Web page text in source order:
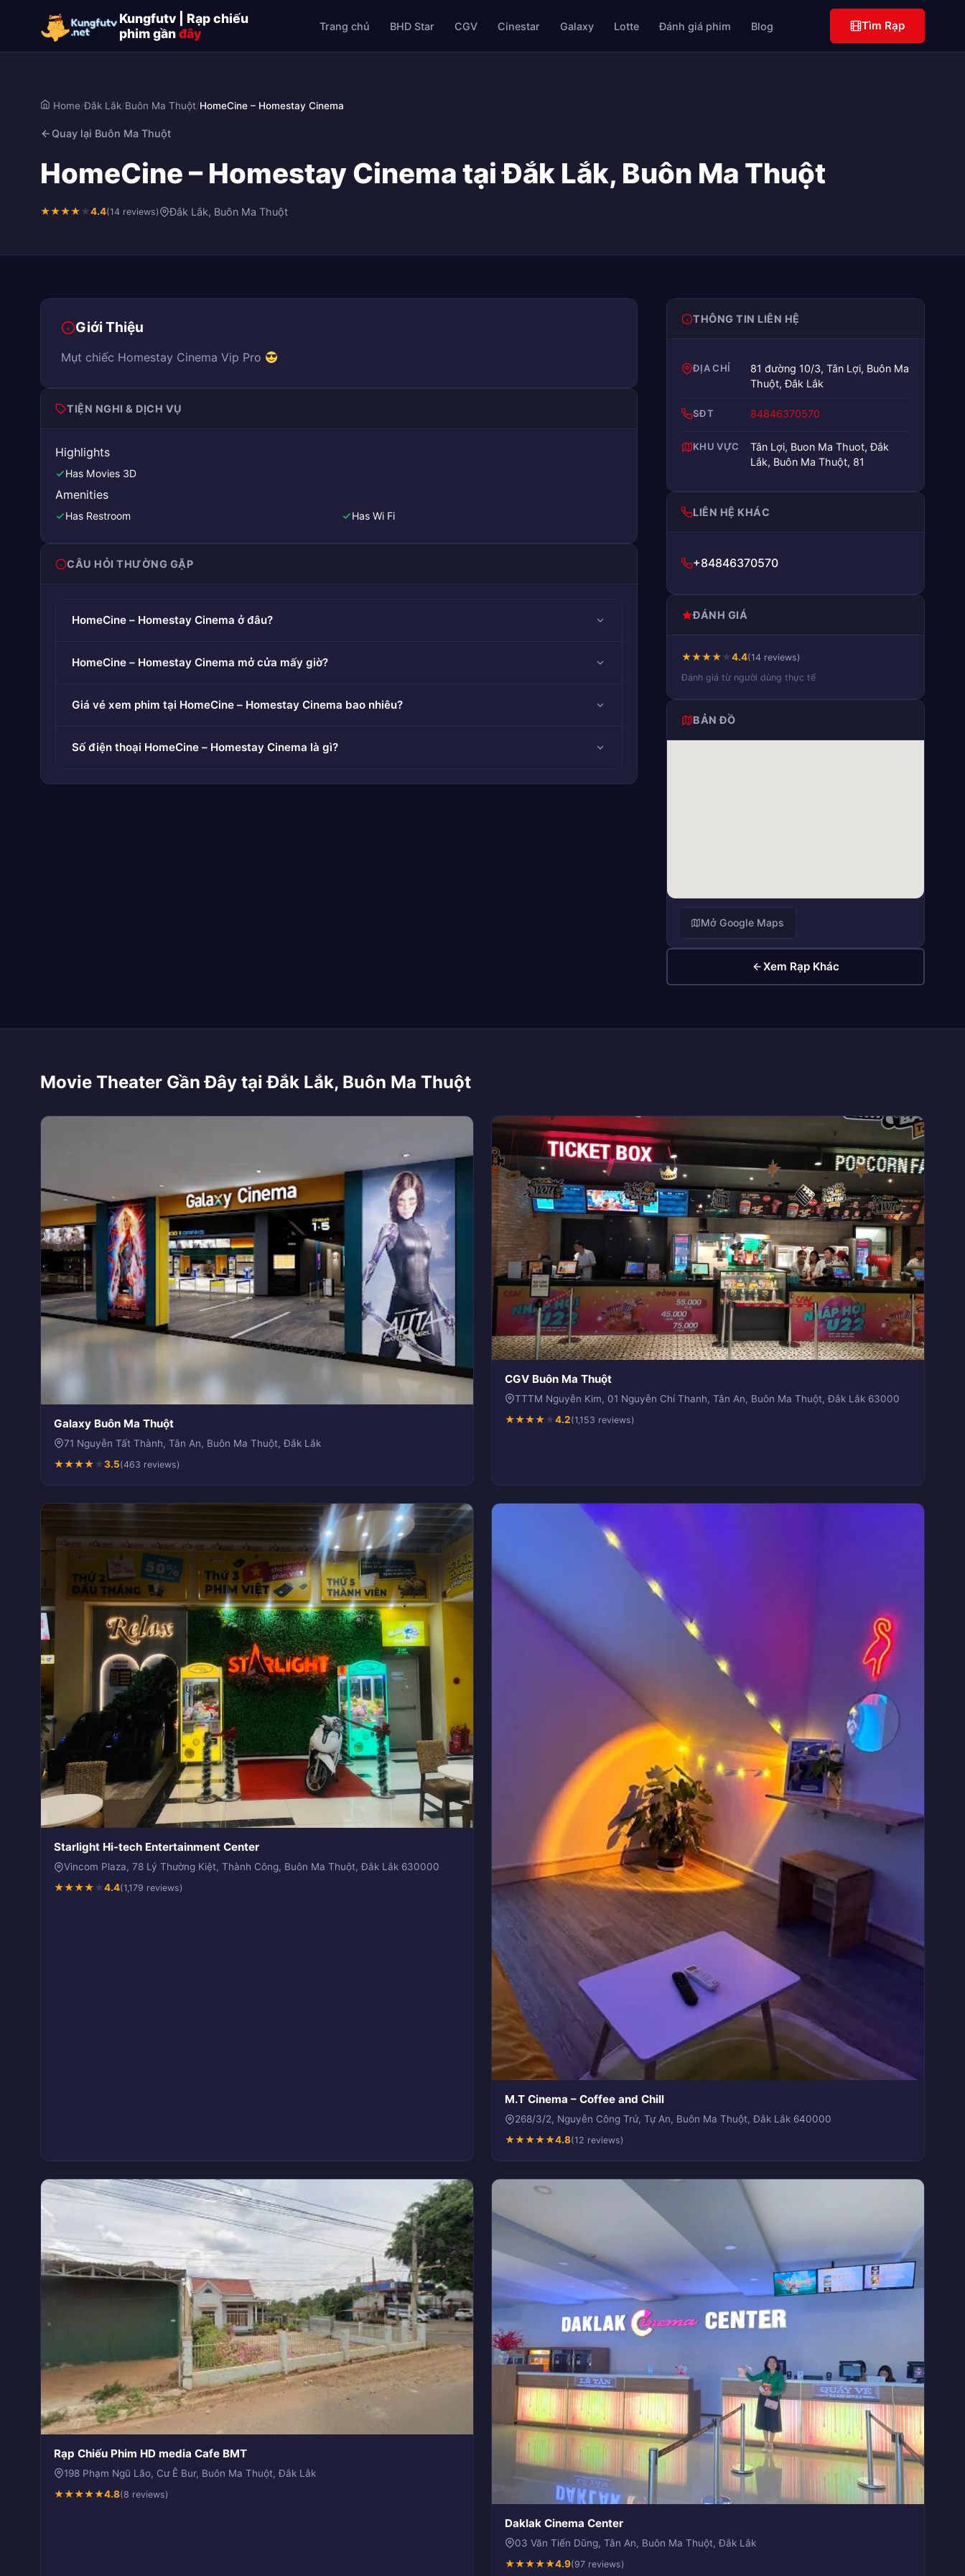
Kungfutv | Rạp chiếu
phim gầnđây Trang chủ BHD Star CGV Cinestar Galaxy Lotte Đánh giá phim Blog Tìm Rạp
Home/Đắk Lắk/Buôn Ma Thuột/HomeCine – Homestay Cinema
Quay lại Buôn Ma Thuột
HomeCine – Homestay Cinema tại Đắk Lắk, Buôn Ma Thuột
★★★★★4.4(14 reviews) Đắk Lắk, Buôn Ma Thuột
Giới Thiệu
Mụt chiếc Homestay Cinema Vip Pro
TIỆN NGHI & DỊCH VỤ
Highlights
Has Movies 3D
Amenities
Has Restroom Has Wi Fi
CÂU HỎI THƯỜNG GẶP
HomeCine – Homestay Cinema ở đâu?
HomeCine – Homestay Cinema mở cửa mấy giờ?
Giá vé xem phim tại HomeCine – Homestay Cinema bao nhiêu?
Số điện thoại HomeCine – Homestay Cinema là gì?
THÔNG TIN LIÊN HỆ
ĐỊA CHỈ
81 đường 10/3, Tân Lợi, Buôn Ma
Thuột, Đắk Lắk
SĐT 84846370570
KHU VỰC
Tân Lợi, Buon Ma Thuot, Đắk
Lắk, Buôn Ma Thuột, 81
LIÊN HỆ KHÁC
+84846370570
ĐÁNH GIÁ
★★★★★4.4(14 reviews)
Đánh giá từ người dùng thực tế
BẢN ĐỒ
Mở Google Maps
Xem Rạp Khác
Movie Theater Gần Đây tại Đắk Lắk, Buôn Ma Thuột
Galaxy Buôn Ma Thuột
71 Nguyễn Tất Thành, Tân An, Buôn Ma Thuột, Đắk Lắk
★★★★★3.5(463 reviews)
CGV Buôn Ma Thuột
TTTM Nguyễn Kim, 01 Nguyễn Chí Thanh, Tân An, Buôn Ma Thuột, Đắk Lắk 63000
★★★★★4.2(1,153 reviews)
Starlight Hi-tech Entertainment Center
Vincom Plaza, 78 Lý Thường Kiệt, Thành Công, Buôn Ma Thuột, Đắk Lắk 630000
★★★★★4.4(1,179 reviews)
M.T Cinema – Coffee and Chill
268/3/2, Nguyễn Công Trứ, Tự An, Buôn Ma Thuột, Đắk Lắk 640000
★★★★★4.8(12 reviews)
Rạp Chiếu Phim HD media Cafe BMT
198 Phạm Ngũ Lão, Cư Ê Bur, Buôn Ma Thuột, Đắk Lắk
★★★★★4.8(8 reviews)
Daklak Cinema Center
03 Văn Tiến Dũng, Tân An, Buôn Ma Thuột, Đắk Lắk
★★★★★4.9(97 reviews)